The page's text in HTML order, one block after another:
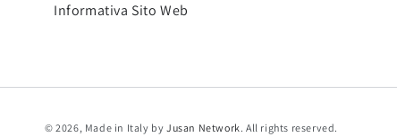
Informativa Sito Web
© 2026, Made in Italy by Jusan Network. All rights reserved.